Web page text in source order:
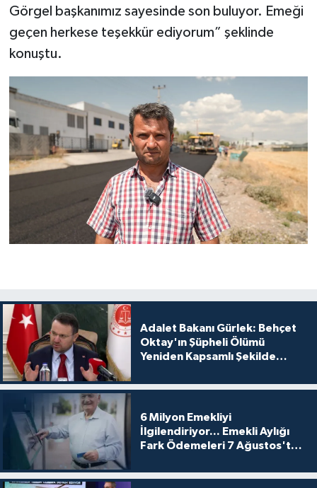
Görgel başkanımız sayesinde son buluyor. Emeği
geçen herkese teşekkür ediyorum” şeklinde
konuştu.
Adalet Bakanı Gürlek: Behçet
Oktay'ın Şüpheli Ölümü
Yeniden Kapsamlı Şekilde
6 Milyon Emekliyi
İlgilendiriyor... Emekli Aylığı
Fark Ödemeleri 7 Ağustos'ta